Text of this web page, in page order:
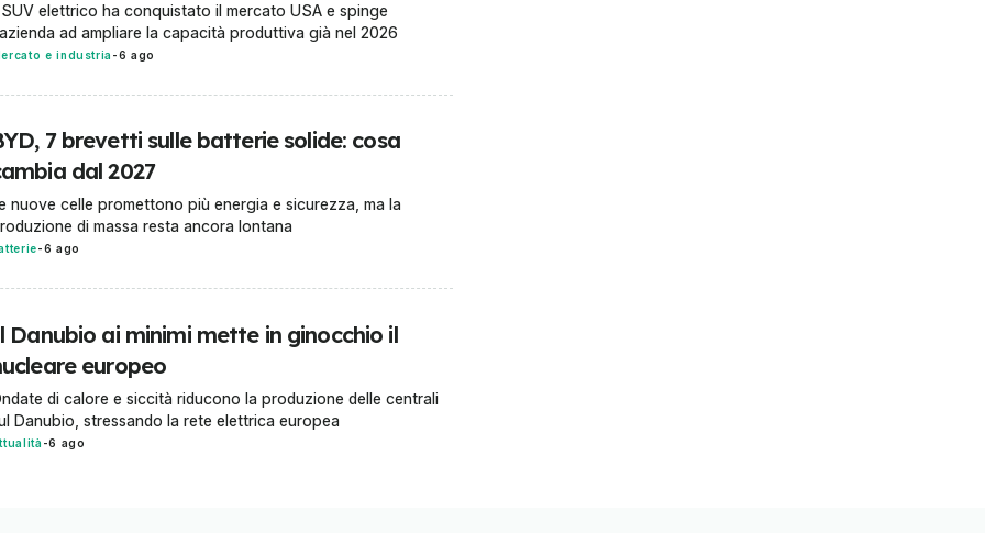
elettrico ha conquistato il mercato USA e spinge
ad ampliare la capacità produttiva già nel 2026
e industria -6 ago
7 brevetti sulle batterie solide: cosa
dal 2027
nuove celle promettono più energia e sicurezza, ma la
di massa resta ancora lontana
-6 ago
Danubio ai minimi mette in ginocchio il
europeo
di calore e siccità riducono la produzione delle centrali
Danubio, stressando la rete elettrica europea
-6 ago